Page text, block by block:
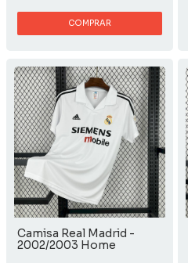
COMPRAR
Camisa Real Madrid -
2002/2003 Home